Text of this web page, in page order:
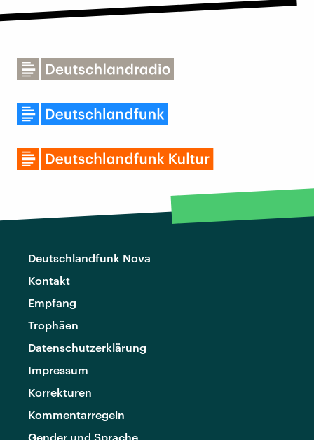
Deutschlandfunk Nova
Kontakt
Empfang
Trophäen
Datenschutzerklärung
Impressum
Korrekturen
Kommentarregeln
Gender und Sprache